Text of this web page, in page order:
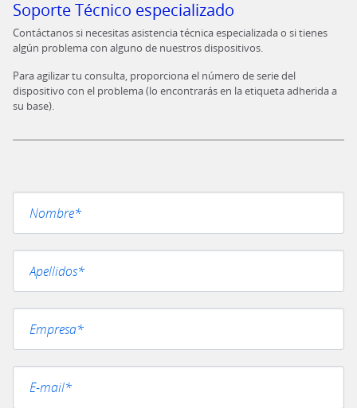
Soporte Técnico especializado
Contáctanos si necesitas asistencia técnica especializada o si tienes
algún problema con alguno de nuestros dispositivos.
Para agilizar tu consulta, proporciona el número de serie del
dispositivo con el problema (lo encontrarás en la etiqueta adherida a
su base).